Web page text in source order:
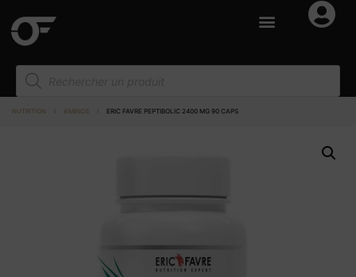
NUTRITION AMINOS ERIC FAVRE PEPTIBOLIC 2400 MG 90 CAPS